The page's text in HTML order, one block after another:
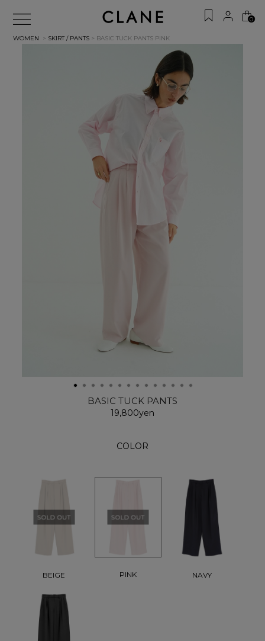
0
WOMEN > SKIRT / PANTS > BASIC TUCK PANTS PINK
BASIC TUCK PANTS
19,800yen
COLOR
BEIGE PINK NAVY